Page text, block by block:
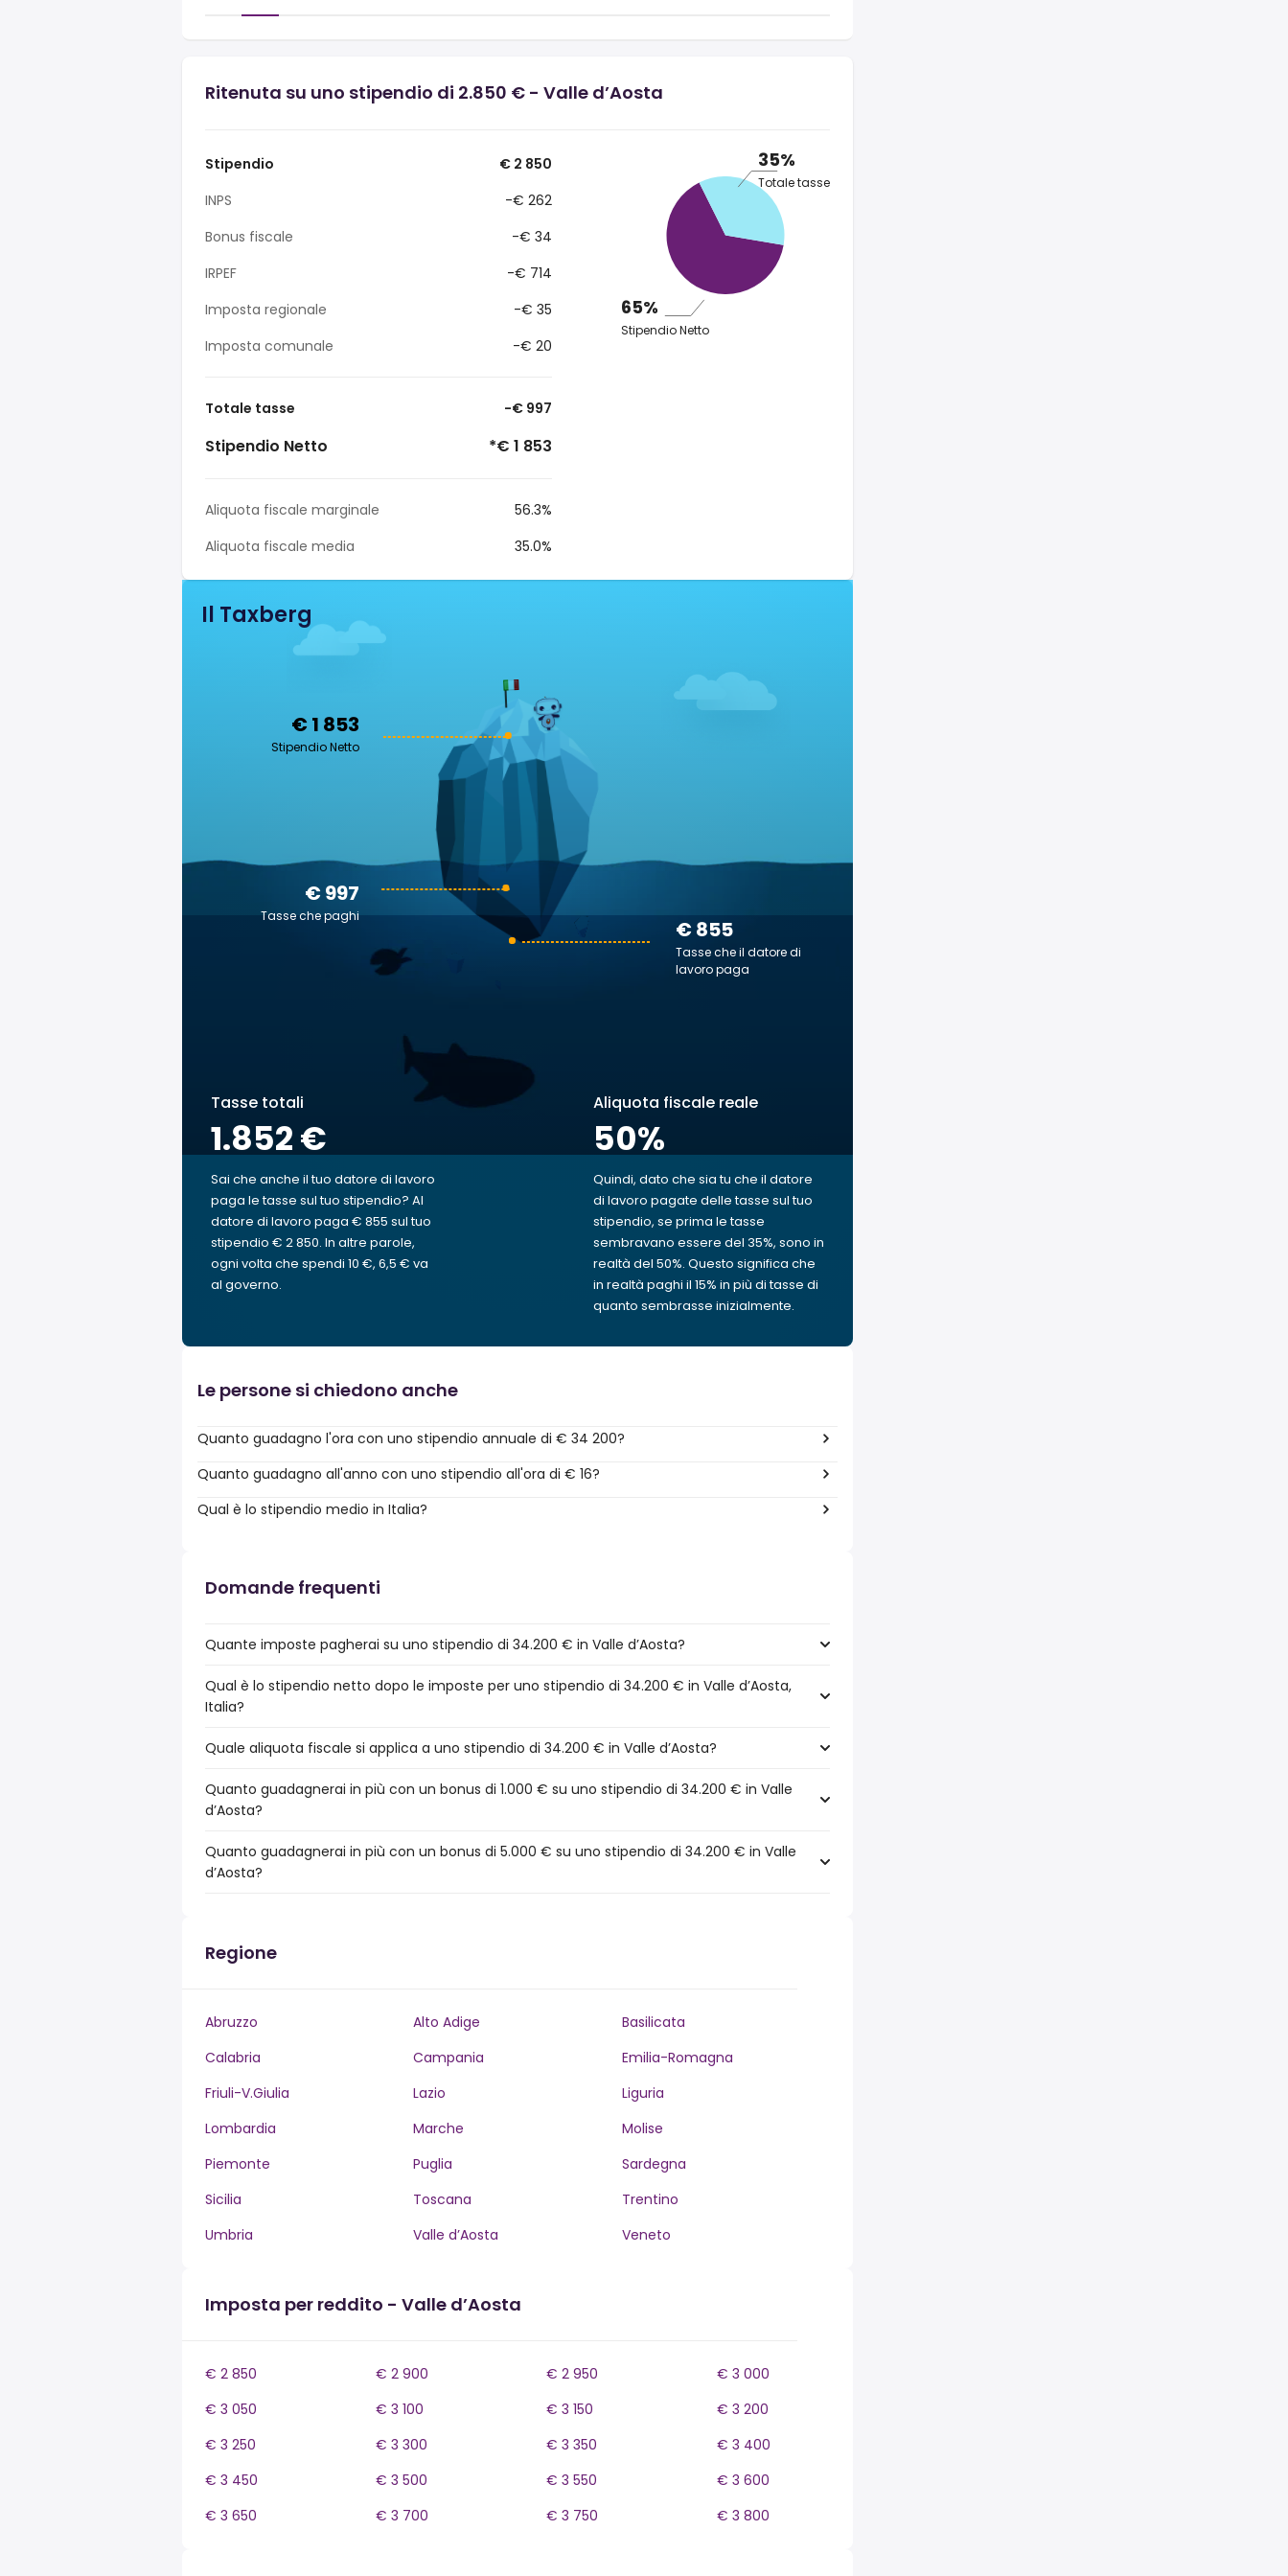
Ritenuta su uno stipendio di 2.850 € - Valle d’Aosta
Stipendio
€ 2 850
INPS
-€ 262
Bonus fiscale
-€ 34
IRPEF
-€ 714
Imposta regionale
-€ 35
Imposta comunale
-€ 20
Totale tasse -€ 997
Stipendio Netto *€ 1 853
Aliquota fiscale marginale
56.3%
Aliquota fiscale media
35.0%
35%
Totale tasse
65%
Stipendio Netto
Il Taxberg
€ 1 853
Stipendio Netto
€ 855
Tasse che il datore di
lavoro paga
€ 997
Tasse che paghi
Tasse totali
1.852 €
Sai che anche il tuo datore di lavoro
paga le tasse sul tuo stipendio? Al
datore di lavoro paga € 855 sul tuo
stipendio € 2 850. In altre parole,
ogni volta che spendi 10 €, 6,5 € va
al governo.
Aliquota fiscale reale
50%
Quindi, dato che sia tu che il datore
di lavoro pagate delle tasse sul tuo
stipendio, se prima le tasse
sembravano essere del 35%, sono in
realtà del 50%. Questo significa che
in realtà paghi il 15% in più di tasse di
quanto sembrasse inizialmente.
Le persone si chiedono anche
Quanto guadagno l'ora con uno stipendio annuale di € 34 200?
Quanto guadagno all'anno con uno stipendio all'ora di € 16?
Qual è lo stipendio medio in Italia?
Domande frequenti
Quante imposte pagherai su uno stipendio di 34.200 € in Valle d’Aosta?
Qual è lo stipendio netto dopo le imposte per uno stipendio di 34.200 € in Valle d’Aosta,
Italia?
Quale aliquota fiscale si applica a uno stipendio di 34.200 € in Valle d’Aosta?
Quanto guadagnerai in più con un bonus di 1.000 € su uno stipendio di 34.200 € in Valle
d’Aosta?
Quanto guadagnerai in più con un bonus di 5.000 € su uno stipendio di 34.200 € in Valle
d’Aosta?
Regione
Abruzzo Alto Adige
Basilicata
Calabria
Campania
Emilia-Romagna
Friuli-V.Giulia
Lazio
Liguria
Lombardia
Marche
Molise
Piemonte
Puglia
Sardegna
Sicilia
Toscana
Trentino
Umbria
Valle d’Aosta Veneto
Imposta per reddito - Valle d’Aosta
€ 2 850 € 2 900 € 2 950
€ 3 000
€ 3 050
€ 3 100 € 3 150
€ 3 200
€ 3 250
€ 3 300 € 3 350
€ 3 400
€ 3 450
€ 3 500 € 3 550
€ 3 600
€ 3 650
€ 3 700 € 3 750 € 3 800